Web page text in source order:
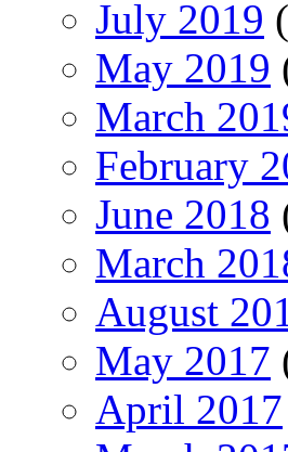
July 2019
May 2019
March
February
June 2018
March
August
May 2017
April 2017